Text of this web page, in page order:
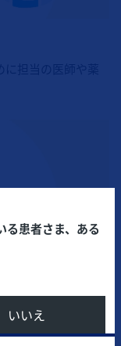
なことなので、忘
る患者さま、ある
いいえ